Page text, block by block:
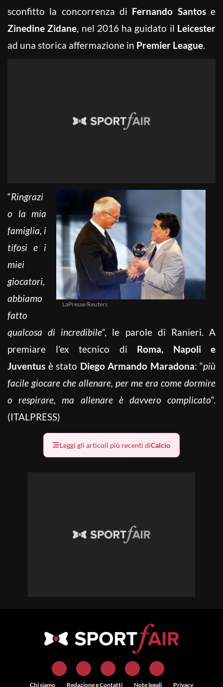
sconfitto la concorrenza di Fernando Santose
Zinedine Zidane, nel 2016 ha guidato il Leicester
ad una storica affermazione in Premier League.
LaPresse/Reuters
“Ringrazi
o la mia
famiglia, i
tifosi e i
miei
giocatori,
abbiamo
fatto
qualcosa di incredibile“, le parole di Ranieri. A
premiare l’ex tecnico di Roma, Napoli e
Juventus è stato Diego Armando Maradona: “più
facile giocare che allenare, per me era come dormire
o respirare, ma allenare è davvero complicato“.
(ITALPRESS)
Leggi gli articoli più recenti diCalcio
Chi siamo Redazione e Contatti Note legali Privacy